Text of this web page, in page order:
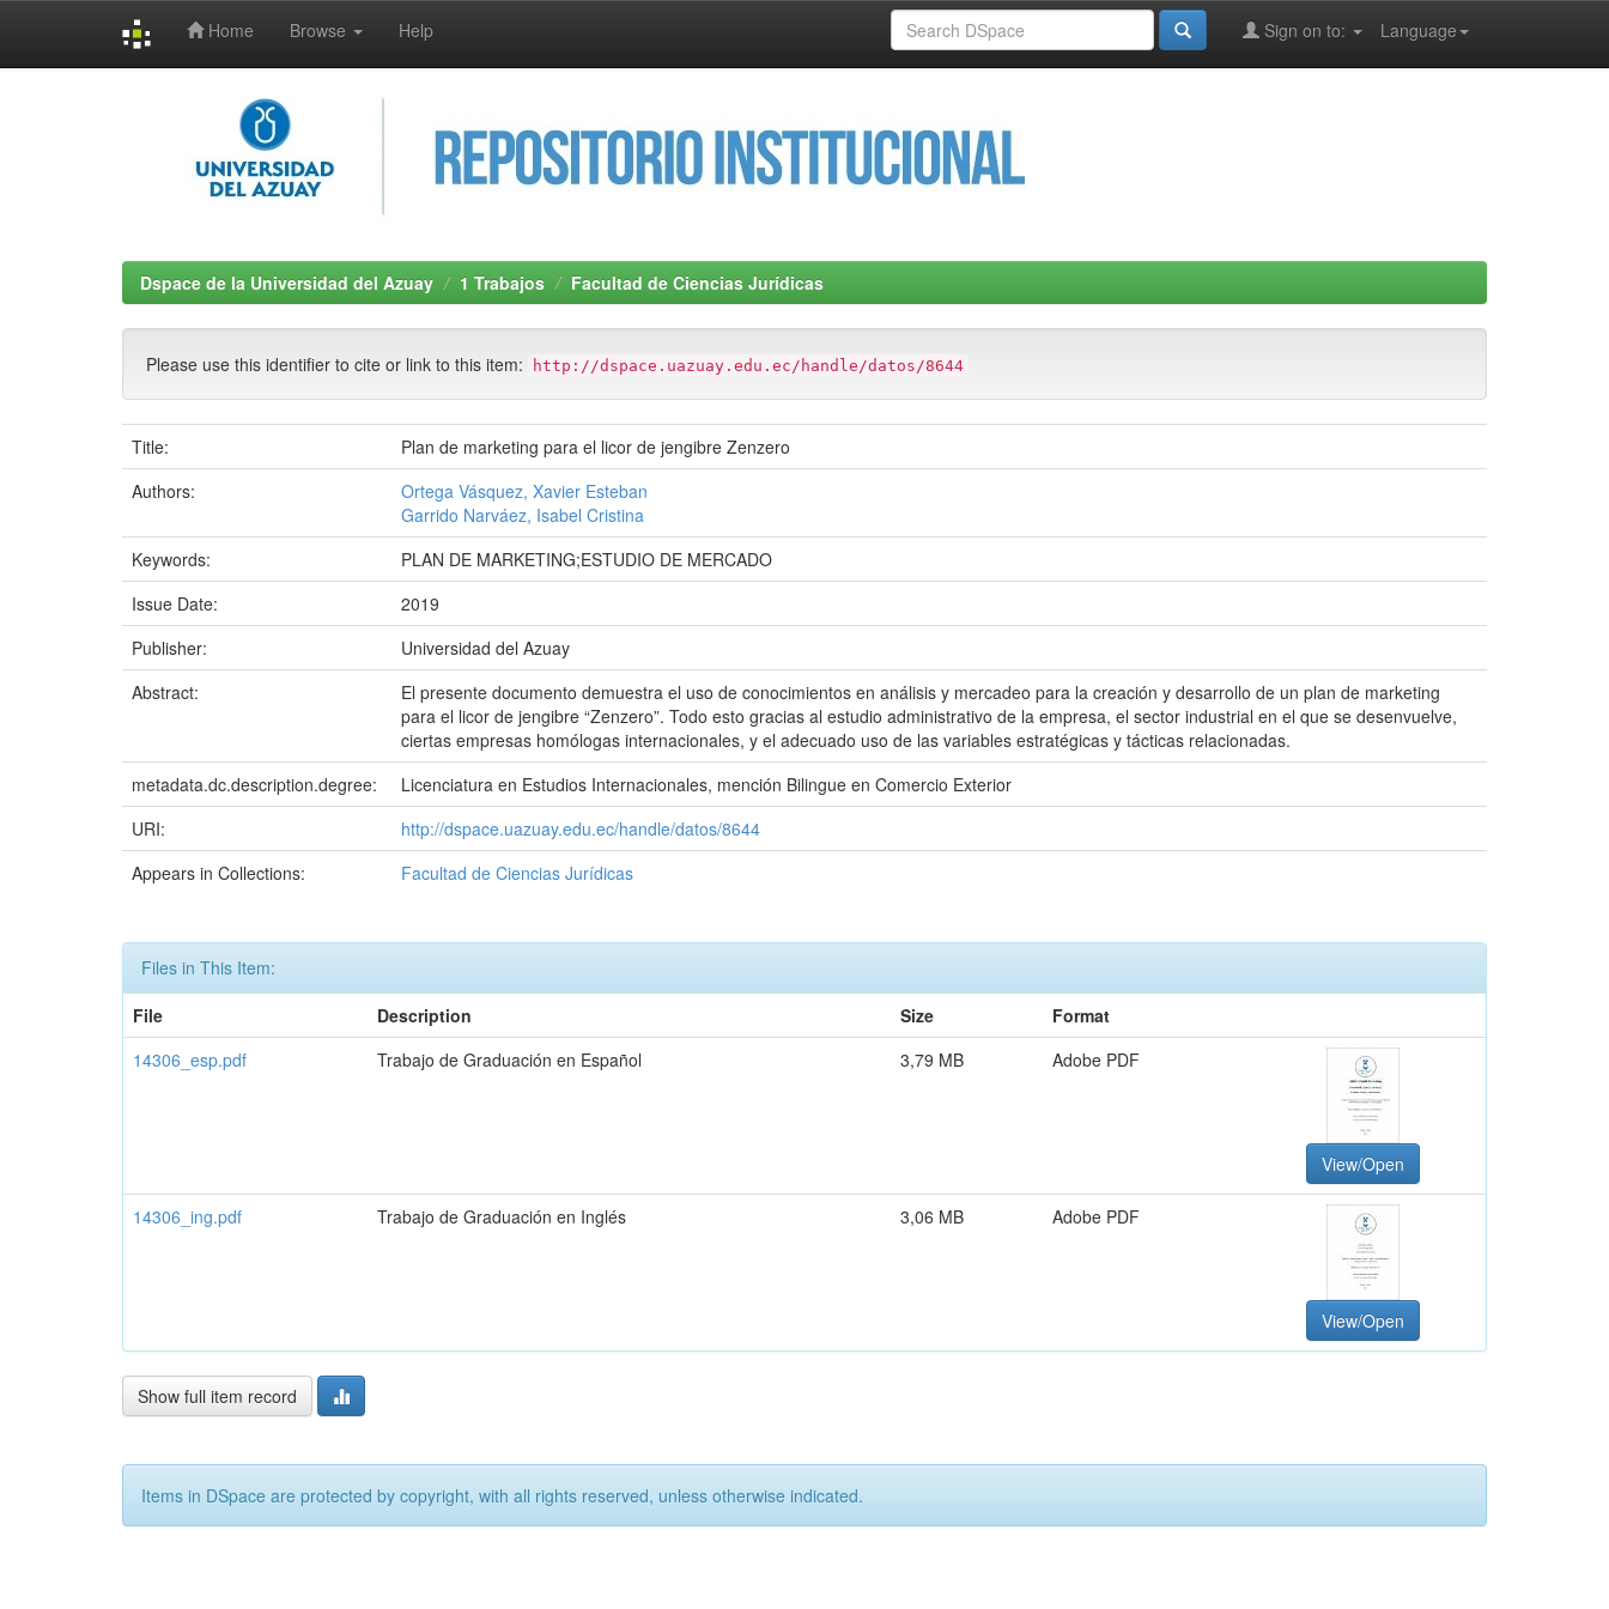
Home Browse Help Language
Sign on to:
Dspace de la Universidad del Azuay 1 Trabajos Facultad de Ciencias Jurídicas
Please use this identifier to cite or link to this item: http://dspace.uazuay.edu.ec/handle/datos/8644
Title:
Plan de marketing para el licor de jengibre Zenzero
Authors:
Ortega Vásquez, Xavier Esteban
Garrido Narváez, Isabel Cristina
Keywords:
PLAN DE MARKETING;ESTUDIO DE MERCADO
Issue Date:
2019
Publisher:
Universidad del Azuay
Abstract:
El presente documento demuestra el uso de conocimientos en análisis y mercadeo para la creación y desarrollo de un plan de marketing
para el licor de jengibre “Zenzero”. Todo esto gracias al estudio administrativo de la empresa, el sector industrial en el que se desenvuelve,
ciertas empresas homólogas internacionales, y el adecuado uso de las variables estratégicas y tácticas relacionadas.
metadata.dc.description.degree:
Licenciatura en Estudios Internacionales, mención Bilingue en Comercio Exterior
URI:
http://dspace.uazuay.edu.ec/handle/datos/8644
Appears in Collections:
Facultad de Ciencias Jurídicas
Files in This Item:
File
Description Size
Format
14306_esp.pdf
Trabajo de Graduación en Español 3,79 MB Adobe PDF
View/Open
14306_ing.pdf Trabajo de Graduación en Inglés 3,06 MB Adobe PDF
View/Open
Show full item record
Items in DSpace are protected by copyright, with all rights reserved, unless otherwise indicated.